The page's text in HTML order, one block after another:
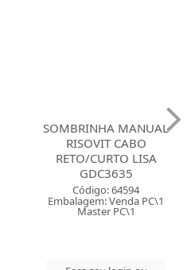
SOMBRINHA MANUAL
RISOVIT CABO
RETO/CURTO LISA
GDC3635
Código: 64594
Embalagem: Venda PC\1
Master PC\1